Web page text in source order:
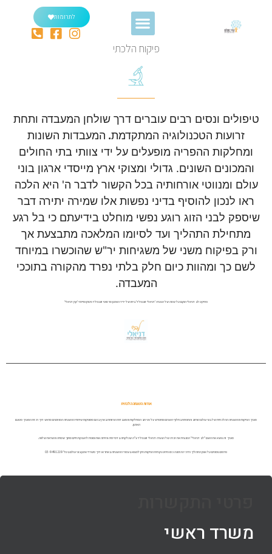
לתרומות
פיקוח הלכתי
טיפולים ונסים רבים עוברים דרך שולחן המעבדה ותחת
זרועות הטכנולוגיה המתקדמת. המעבדות השונות
ומחלקות ההפריה מופעלים על ידי צוותי בתי החולים
והמכונים השונים. גדולי ומצוקי ארץ מייסדי ארגון בוני
עולם ומנווטי אורחותיה בכל הקשור לדבר ה' היא הלכה
ראו לנכון להוסיף בדיני נפשות אלו שמירה יתירה דבר
שיספק לבני הזוג רוגע נפשי מוחלט בידיעתם כי בל רגע
מתחילת התהליך ועד לסיומו המלאכה מתבצעת אך
ורק בפיקוח משני של משגיחות יר"ש שהוכשרו במיוחד
לשם כך ומהוות כיום חלק בלתי נפרד מהקורה בתוככי
המעבדה.
פרויקט לב דניאלי הוקם על שמה של הנערה 'דניאלי זוננפלד' ביתו של ידיד הארגון מר מוטי זוננפלד פטרון ומייסד 'קרן דניאלי'
אודות השגחה הלכתית
מערך הפיקוח וההשגחה ההלכתית של בוני עולם הורחב והתפתח בחלוף השנים ומתפרש על פני רוב המחלקות והמעבדות הפזורות בארץ בהם מסופקות שירותי ההשגחה המוזמנים מראש דרך רכזת המערך מטעם
הארגון.
מערך זה נושא את השם "לב דניאלי" המנציח את זכרה של הנערה דניאלי זוננפלד ע"ה שנלקחה בדמי ימיה והייתה אות ומופת להענקת חיים מתוך שמחה והשראת שלווה.
פרטים נוספים על אופן התהליך ודרכי ההזמנה כמו פירוט נקודות הפיקוח ניתן למצוא בעמוד ההשגחה באתר או דרך משרדי ארגון בוני עולם בטל' 03-9491219
משרד ראשי